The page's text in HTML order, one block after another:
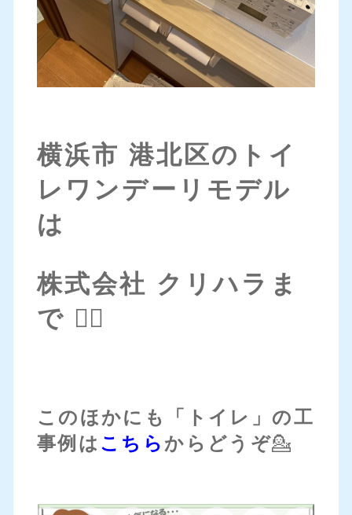
横浜市 港北区のトイ
レワンデーリモデル
は
株式会社 クリハラま
で 💁‍♀️
このほかにも「トイレ」の工
事例は こちら からどうぞ💁